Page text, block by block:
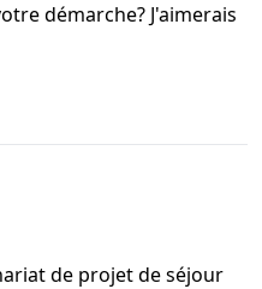
démarche? J'aimerais
de projet de séjour